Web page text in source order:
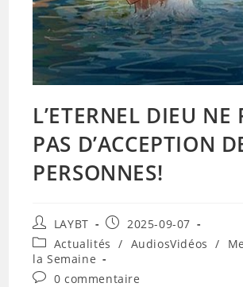
L’ETERNEL DIEU NE
PAS D’ACCEPTION
PERSONNES!
Auteur/autrice
de
la
publication :
LAYBT
Publication
publiée :
2025-09-07
Post
category:
Actualités / AudiosVidéos /
la Semaine
Commentaires
0 commentaire